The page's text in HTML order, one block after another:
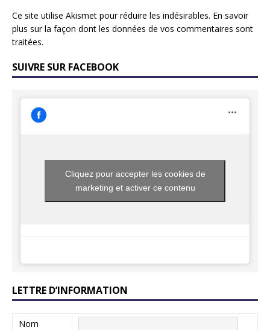
Ce site utilise Akismet pour réduire les indésirables. En savoir
plus sur la façon dont les données de vos commentaires sont
traitées.
SUIVRE SUR FACEBOOK
Cliquez pour accepter les cookies de
marketing et activer ce contenu
LETTRE D’INFORMATION
Nom